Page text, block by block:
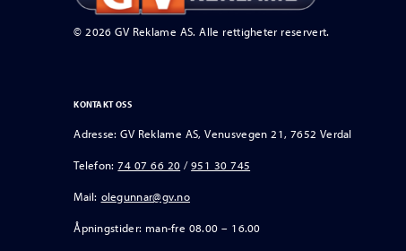
© 2026 GV Reklame AS. Alle rettigheter reservert.
KONTAKT OSS
Adresse: GV Reklame AS, Venusvegen 21, 7652 Verdal
Telefon:74 07 66 20 /951 30 745
Mail: olegunnar@gv.no
Åpningstider: man-fre 08.00 – 16.00